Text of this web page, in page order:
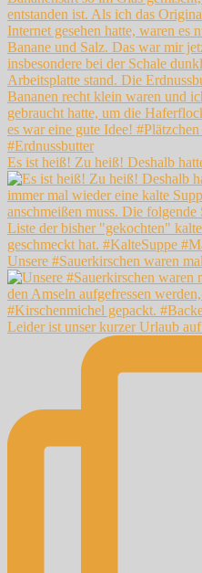
Es ist heiß! Zu heiß! Deshalb
Unsere #Sauerkirschen waren
Leider ist unser kurzer Urlaub